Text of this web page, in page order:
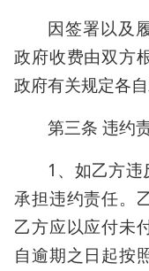
因签署以及
政府收费由双方
政府有关规定各自
第三条 违约
1、如乙方
承担违约责任。
乙方应以应付未
自逾期之日起按